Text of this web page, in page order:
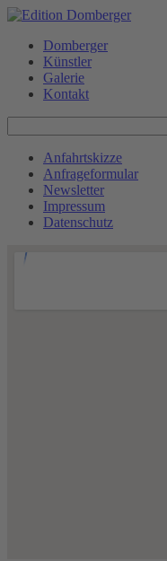
Domberger
Künstler
Galerie
Kontakt
Anfahrtskizze
Anfrageformular
Newsletter
Impressum
Datenschutz